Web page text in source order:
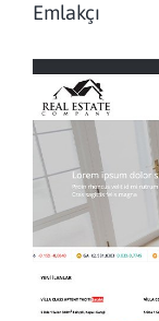
Emlakçı